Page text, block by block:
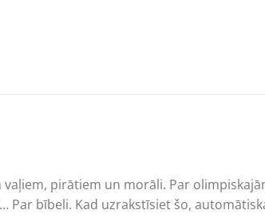
pirātiem un morāli. Par
Par bībeli. Kad uzrakstīsiet šo,